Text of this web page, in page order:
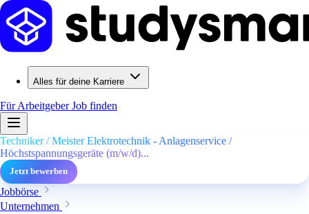
Alles für deine Karriere
Für ArbeitgeberJob finden
Techniker / Meister Elektrotechnik - Anlagenservice /
Höchstspannungsgeräte (m/w/d)...
Jetzt bewerben
Jobbörse
Unternehmen